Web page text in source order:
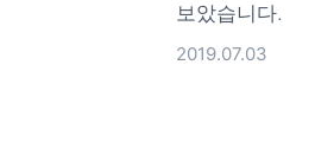
보았습니다.
2019.07.03